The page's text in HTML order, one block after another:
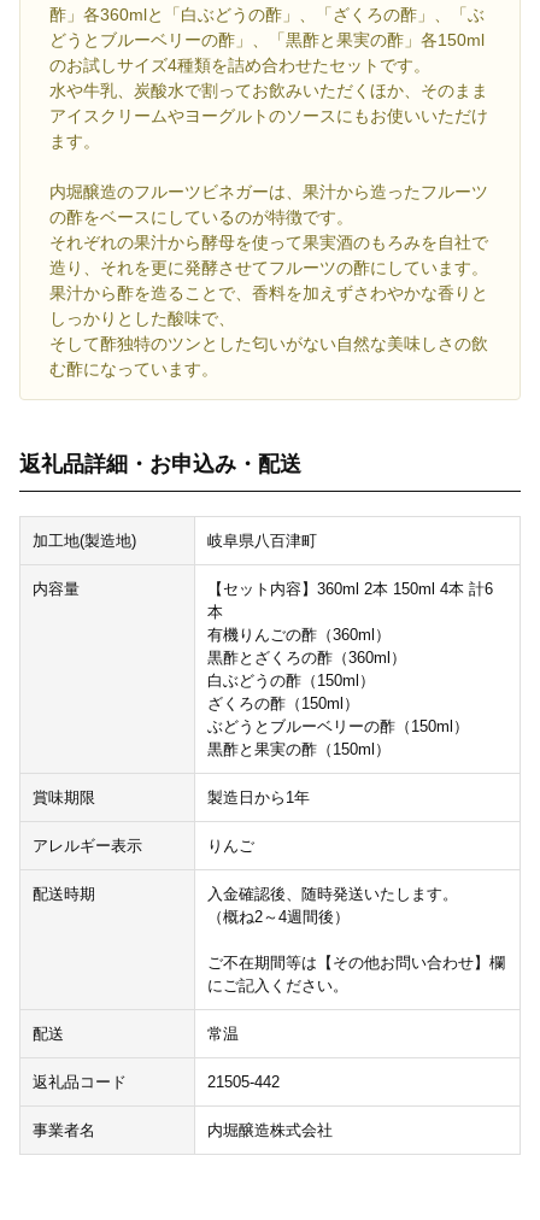
酢」各360mlと「白ぶどうの酢」、「ざくろの酢」、「ぶ
どうとブルーベリーの酢」、「黒酢と果実の酢」各150ml
のお試しサイズ4種類を詰め合わせたセットです。
水や牛乳、炭酸水で割ってお飲みいただくほか、そのまま
アイスクリームやヨーグルトのソースにもお使いいただけ
ます。
内堀醸造のフルーツビネガーは、果汁から造ったフルーツ
の酢をベースにしているのが特徴です。
それぞれの果汁から酵母を使って果実酒のもろみを自社で
造り、それを更に発酵させてフルーツの酢にしています。
果汁から酢を造ることで、香料を加えずさわやかな香りと
しっかりとした酸味で、
そして酢独特のツンとした匂いがない自然な美味しさの飲
む酢になっています。
返礼品詳細・お申込み・配送
加工地(製造地) 岐阜県八百津町
内容量
【セット内容】360ml 2本 150ml 4本 計6
本
有機りんごの酢（360ml）
黒酢とざくろの酢（360ml）
白ぶどうの酢（150ml）
ざくろの酢（150ml）
ぶどうとブルーベリーの酢（150ml）
黒酢と果実の酢（150ml）
賞味期限 製造日から1年
アレルギー表示 りんご
配送時期
入金確認後、随時発送いたします。
（概ね2～4週間後）
ご不在期間等は【その他お問い合わせ】欄
にご記入ください。
配送 常温
返礼品コード 21505-442
事業者名 内堀醸造株式会社